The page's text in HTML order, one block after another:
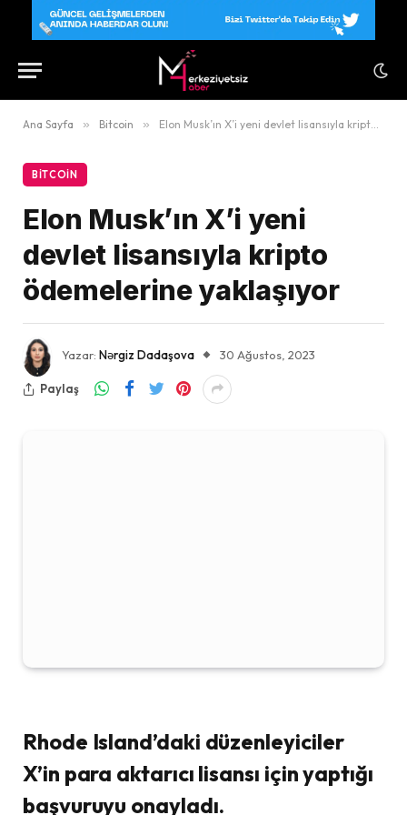
Ana Sayfa » Bitcoin » Elon Musk’ın X’i yeni devlet lisansıyla kripto ödemelerine yaklaşıyor
BITCOIN
Elon Musk’ın X’i yeni
devlet lisansıyla kripto
ödemelerine yaklaşıyor
Yazar: Nərgiz Dadaşova 30 Ağustos, 2023
Paylaş
Rhode Island’daki düzenleyiciler
X’in para aktarıcı lisansı için yaptığı
başvuruyu onayladı.